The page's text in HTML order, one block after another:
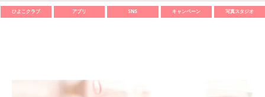
ひよこクラブ アプリ SNS キャンペーン 写真スタジオ